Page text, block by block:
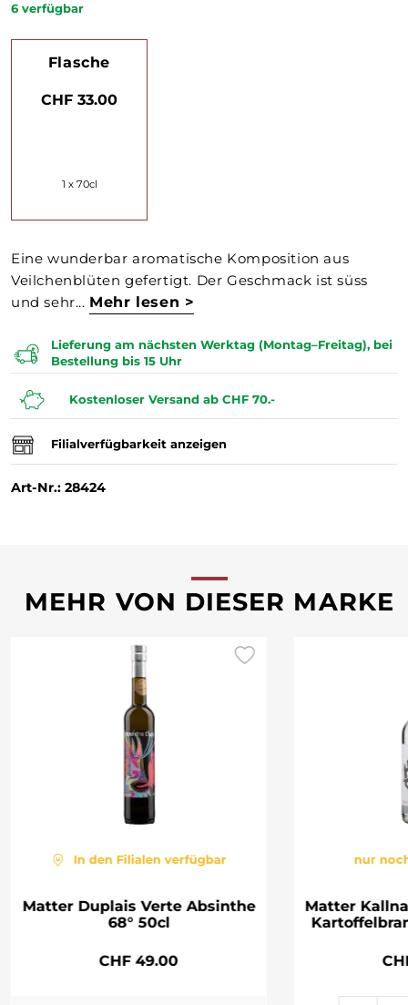
6 verfügbar
Flasche
CHF 33.00
1 x 70cl
Eine wunderbar aromatische Komposition aus
Veilchenblüten gefertigt. Der Geschmack ist süss
und sehr... Mehr lesen >
Lieferung am nächsten Werktag (Montag–Freitag), bei
Bestellung bis 15 Uhr
Kostenloser Versand ab CHF 70.-
Filialverfügbarkeit anzeigen
Art-Nr.: 28424
MEHR VON DIESER MARKE
In den Filialen verfügbar
Matter Duplais Verte Absinthe
68° 50cl
CHF 49.00
nur
Matter